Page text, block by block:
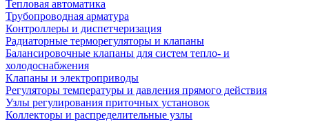
Тепловая автоматика
Трубопроводная арматура
Контроллеры и диспетчеризация
Радиаторные терморегуляторы и клапаны
Балансировочные клапаны для систем тепло- и
холодоснабжения
Клапаны и электроприводы
Регуляторы температуры и давления прямого действия
Узлы регулирования приточных установок
Коллекторы и распределительные узлы